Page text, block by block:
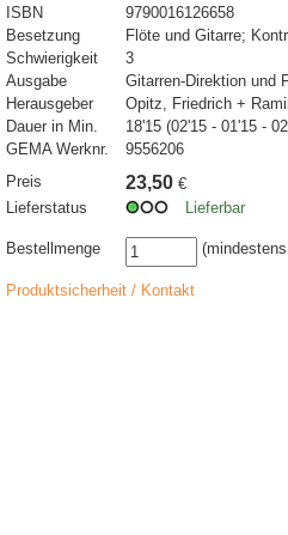
ISBN
9790016126658
Besetzung
Flöte und Gitarre;
Schwierigkeit
3
Ausgabe
Gitarren-Direktion und
Herausgeber
Opitz, Friedrich +
Dauer in Min.
18'15 (02'15 - 01'15 -
GEMA Werknr.
9556206
Preis
23,50 €
Lieferstatus
Lieferbar
Bestellmenge
Produktsicherheit / Kontakt